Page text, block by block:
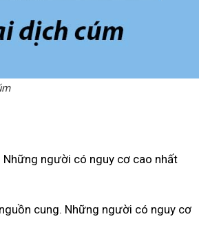
Những người có nguy cơ cao nhất
cung. Những người có nguy cơ